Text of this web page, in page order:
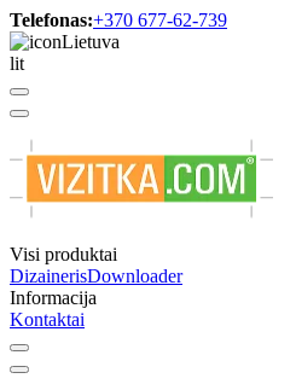
Telefonas:+370 677-62-739
Lietuva
lit
Visi produktai
DizainerisDownloader
Informacija
Kontaktai